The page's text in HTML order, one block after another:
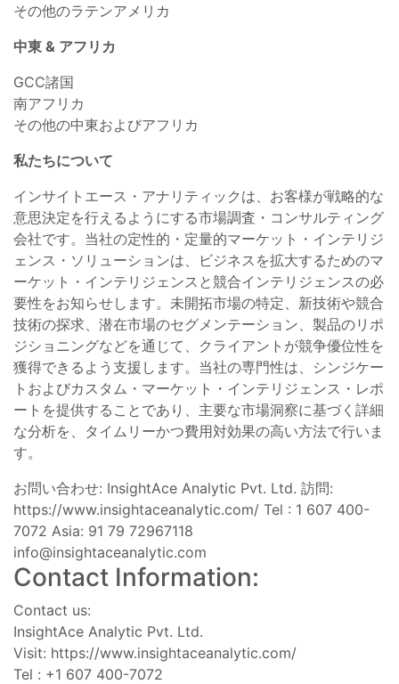
その他のラテンアメリカ
中東 & アフリカ
GCC諸国
南アフリカ
その他の中東およびアフリカ
私たちについて
インサイトエース・アナリティックは、お客様が戦略的な
意思決定を行えるようにする市場調査・コンサルティング
会社です。当社の定性的・定量的マーケット・インテリジ
ェンス・ソリューションは、ビジネスを拡大するためのマ
ーケット・インテリジェンスと競合インテリジェンスの必
要性をお知らせします。未開拓市場の特定、新技術や競合
技術の探求、潜在市場のセグメンテーション、製品のリポ
ジショニングなどを通じて、クライアントが競争優位性を
獲得できるよう支援します。当社の専門性は、シンジケー
トおよびカスタム・マーケット・インテリジェンス・レポ
ートを提供することであり、主要な市場洞察に基づく詳細
な分析を、タイムリーかつ費用対効果の高い方法で行いま
す。
お問い合わせ: InsightAce Analytic Pvt. Ltd. 訪問:
https://www.insightaceanalytic.com/ Tel : 1 607 400-
7072 Asia: 91 79 72967118
info@insightaceanalytic.com
Contact Information:
Contact us:
InsightAce Analytic Pvt. Ltd.
Visit: https://www.insightaceanalytic.com/
Tel : +1 607 400-7072